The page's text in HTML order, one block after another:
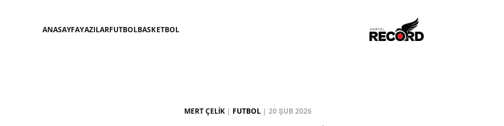
ANASAYFAYAZILARFUTBOLBASKETBOL
MERT ÇELIK | FUTBOL | 20 ŞUB 2026